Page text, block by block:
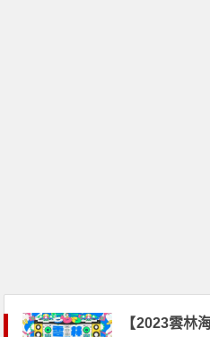
【2023雲林